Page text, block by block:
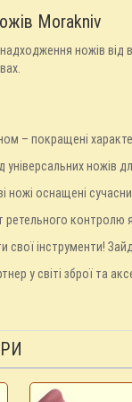
Morakniv
ножів від
– покращені
ножів
ножі оснащені
контролю
свої інструменти!
у світі зброї та